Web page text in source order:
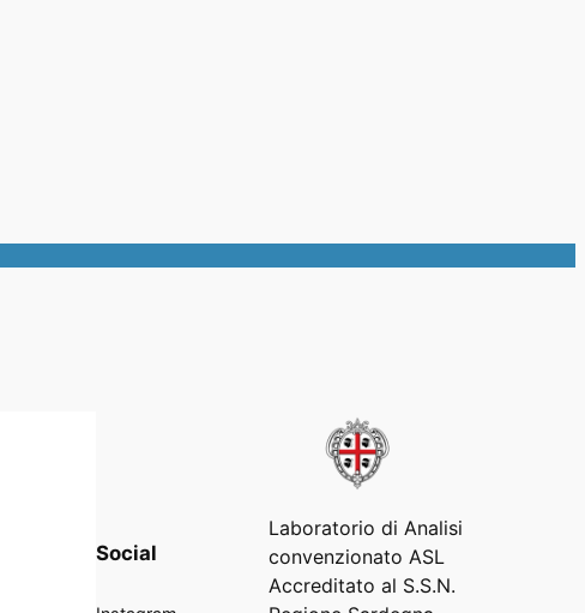
Social
Laboratorio di Analisi
convenzionato ASL
Accreditato al S.S.N.